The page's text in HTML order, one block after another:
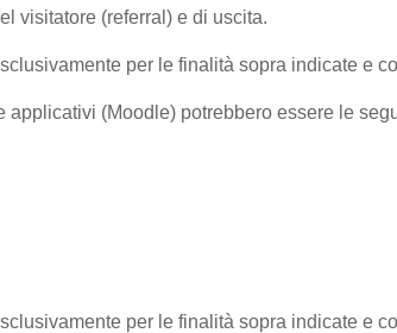
visitatore (referral) e di uscita.
per le finalità sopra indicate e
(Moodle) potrebbero essere le
per le finalità sopra indicate e